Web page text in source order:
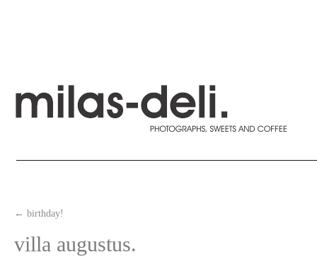
← birthday!
villa augustus.